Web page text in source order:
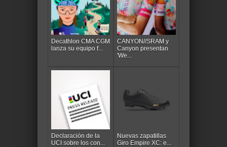
Decathlon CMA CGM
lanza su equipo f...
CANYON//SRAM y
Canyon presentan
'We...
Declaración de la
UCI sobre los con...
Nuevas zapatillas
Giro Empire XC: e...